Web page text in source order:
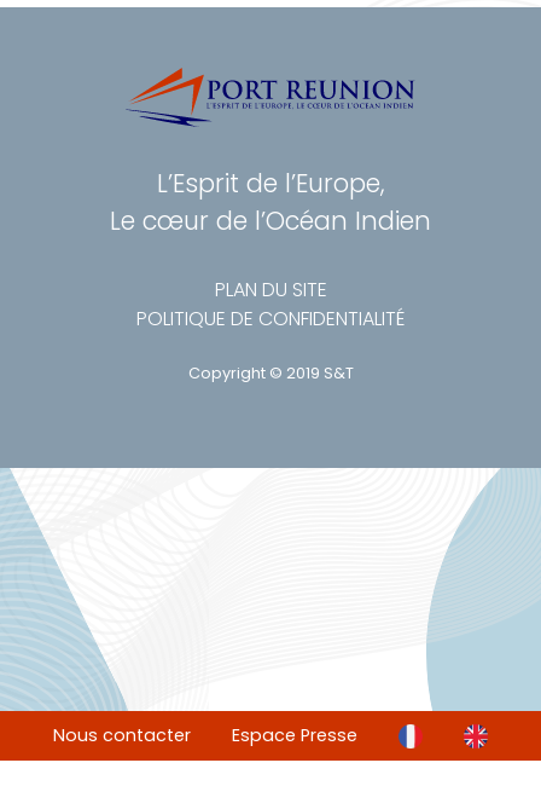
L’Esprit de l’Europe,
Le cœur de l’Océan Indien
PLAN DU SITE
POLITIQUE DE CONFIDENTIALITÉ
Copyright © 2019 S&T
Nous contacter Espace Presse